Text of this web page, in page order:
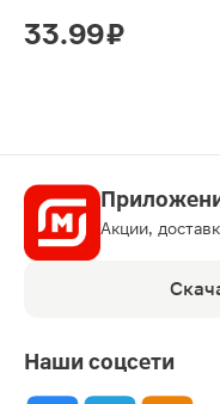
33.99 ₽
Акции,
Наши соцсети